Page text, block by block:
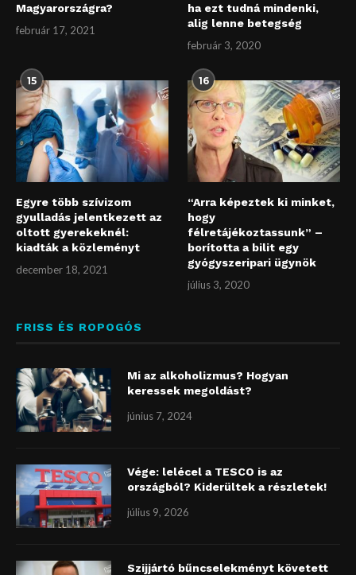
Magyarországra?
február 17, 2021
ha ezt tudná mindenki,
alig lenne betegség
február 3, 2020
15
Egyre több szívizom
gyulladás jelentkezett az
oltott gyerekeknél:
kiadták a közleményt
december 18, 2021
16
“Arra képeztek ki minket,
hogy
félretájékoztassunk” –
borította a bilit egy
gyógyszeripari ügynök
július 3, 2020
FRISS ÉS ROPOGÓS
Mi az alkoholizmus? Hogyan
keressek megoldást?
június 7, 2024
Vége: lelécel a TESCO is az
országból? Kiderültek a részletek!
július 9, 2026
Szijjártó bűncselekményt követett